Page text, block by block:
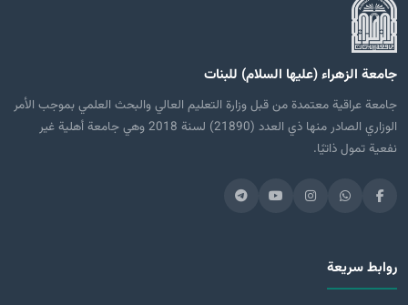
جامعة الزهراء (عليها السلام) للبنات
جامعة عراقية معتمدة من قبل وزارة التعليم العالي والبحث العلمي بموجب الأمر
الوزاري الصادر منها ذي العدد (21890) لسنة 2018 وهي جامعة أهلية غير
نفعية تمول ذاتيًا.
روابط سريعة